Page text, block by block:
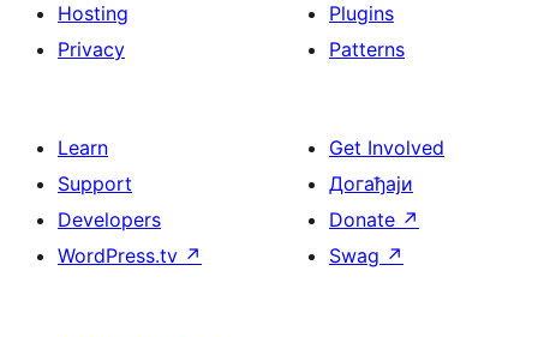
Hosting
Privacy
Plugins
Patterns
Learn
Support
Developers
WordPress.tv ↗
Get Involved
Догађаји
Donate ↗
Swag ↗